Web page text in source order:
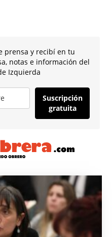
prensa y recibí en tu
notas e información del
Izquierda
Suscripción
gratuita